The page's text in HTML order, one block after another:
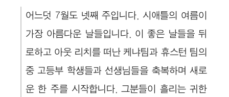
어느덧 7월도 넷째 주입니다. 시애틀의 여름이
가장 아름다운 날들입니다. 이 좋은 날들을 뒤
로하고 아웃 리치를 떠난 케냐팀과 휴스턴 팀의
중 고등부 학생들과 선생님들을 축복하며 새로
운 한 주를 시작합니다. 그분들이 흘리는 귀한